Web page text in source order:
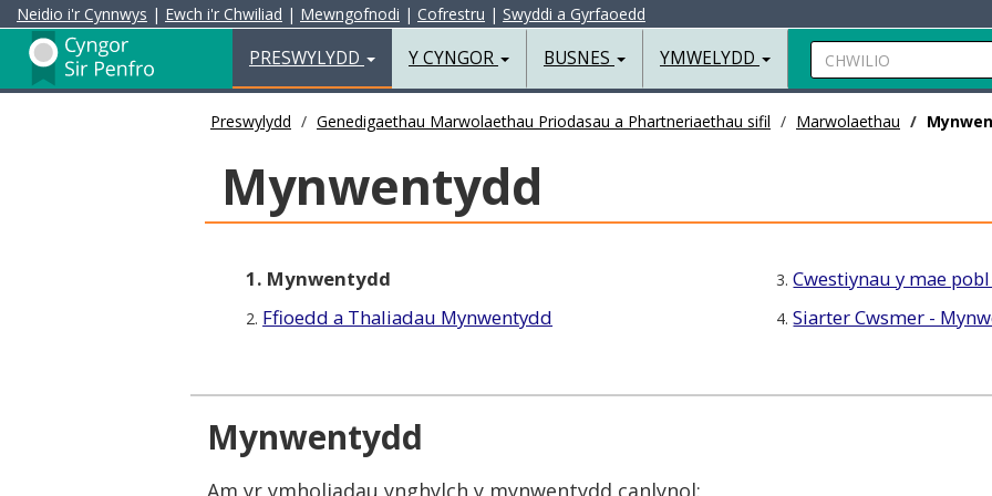
Neidio i'r Cynnwys | Ewch i'r Chwiliad | Mewngofnodi | Cofrestru | Swyddi a Gyrfaoedd
Preswylydd
PRESWYLYDD Y CYNGOR BUSNES YMWELYDD Chwilio
Preswylydd Genedigaethau Marwolaethau Priodasau a Phartneriaethau sifil Marwolaethau
Mynwentydd
1. Mynwentydd
2. Ffioedd a Thaliadau Mynwentydd
3.Cwestiynau y mae
4.Siarter Cwsmer -
Mynwentydd
Am yr ymholiadau ynghylch y mynwentydd canlynol: